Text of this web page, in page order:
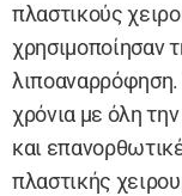
πλαστικούς
χρησιμοποίησαν
χρόνια με όλη
και
πλαστικής